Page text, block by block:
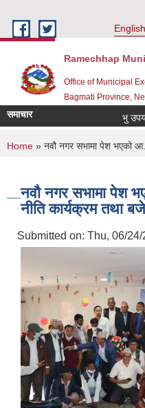
English
Ramechhap
Office of Municipal
Bagmati Province,
समाचार भु उपयोग
You are here
Home » नवौ नगर सभामा पेश भएको
नवौ नगर सभामा पेश
नीति कार्यक्रम तथा
Submitted on: Thu, 06/